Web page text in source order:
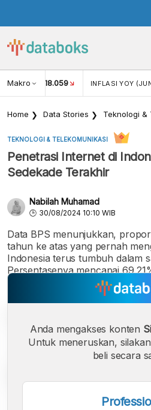
Makro
USD/IDR 18.059 INFLASI YOY
Home Data Stories Teknologi &
TEKNOLOGI & TELEKOMUNIKASI
Penetrasi Internet di
Sedekade Terakhir
Nabilah Muhamad
30/08/2024 10:10 WIB
Data BPS menunjukkan,
tahun ke atas yang pernah
Indonesia terus tumbuh dalam
Persentasenya mencapai
Anda mengakses konten
Untuk meneruskan,
beli secara